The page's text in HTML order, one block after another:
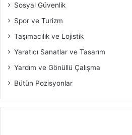
Sosyal Güvenlik
Spor ve Turizm
Taşımacılık ve Lojistik
Yaratıcı Sanatlar ve Tasarım
Yardım ve Gönüllü Çalışma
Bütün Pozisyonlar